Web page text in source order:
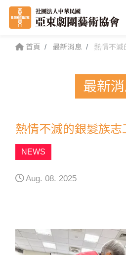
首頁 最新消息 熱情不滅
最新
熱情不滅的銀髮族志
NEWS
Aug. 08. 2025